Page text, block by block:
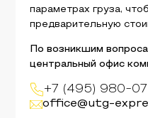
параметрах груза,
предварительную
По возникшим
центральный офис
+7 (495) 980-
office@utg-